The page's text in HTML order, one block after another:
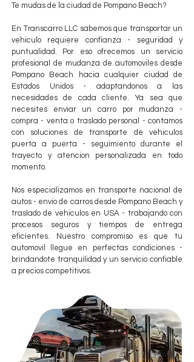
Te mudas de la ciudad de Pompano Beach?
En Transcarro LLC sabemos que transportar un
vehiculo requiere confianza - seguridad y
puntualidad. Por eso ofrecemos un servicio
profesional de mudanza de automoviles desde
Pompano Beach hacia cualquier ciudad de
Estados Unidos - adaptandonos a las
necesidades de cada cliente. Ya sea que
necesites enviar un carro por mudanza -
compra - venta o traslado personal - contamos
con soluciones de transporte de vehiculos
puerta a puerta - seguimiento durante el
trayecto y atencion personalizada en todo
momento.
Nos especializamos en transporte nacional de
autos - envio de carros desde Pompano Beach y
traslado de vehiculos en USA - trabajando con
procesos seguros y tiempos de entrega
eficientes. Nuestro compromiso es que tu
automovil llegue en perfectas condiciones -
brindandote tranquilidad y un servicio confiable
a precios competitivos.